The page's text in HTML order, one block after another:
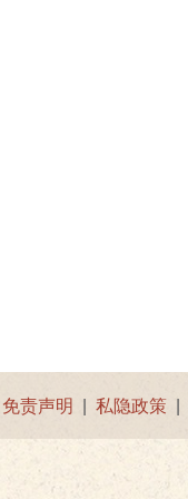
免责声明 | 私隐政策 |